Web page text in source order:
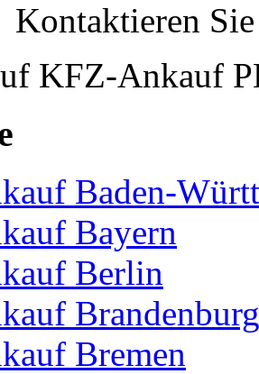
Kontaktieren
KFZ-Ankauf
Baden-
Bayern
Berlin
Brandenburg
Bremen